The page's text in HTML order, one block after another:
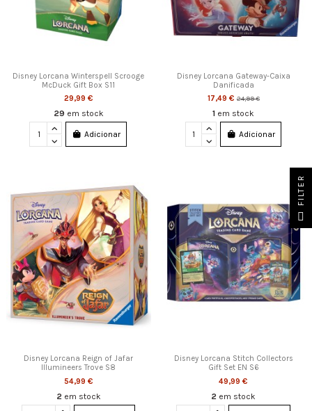
Disney Lorcana Winterspell Scrooge
McDuck Gift Box S11
29,99 €
29 em stock
Adicionar
Disney Lorcana Gateway-Caixa
Danificada
17,49 €24,99 €
1 em stock
Adicionar
Disney Lorcana Reign of Jafar
Illumineers Trove S8
54,99 €
2 em stock
Disney Lorcana Stitch Collectors
Gift Set EN S6
49,99 €
2 em stock
FILTER